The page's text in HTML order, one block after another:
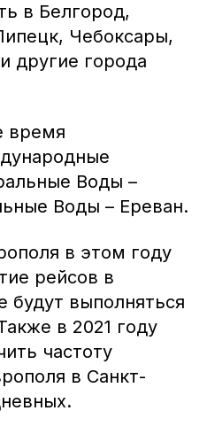
в Белгород,
Чебоксары,
другие города
время
Воды –
Воды – Ереван.
в этом году
рейсов в
будут выполняться
в 2021 году
частоту
в Санкт-